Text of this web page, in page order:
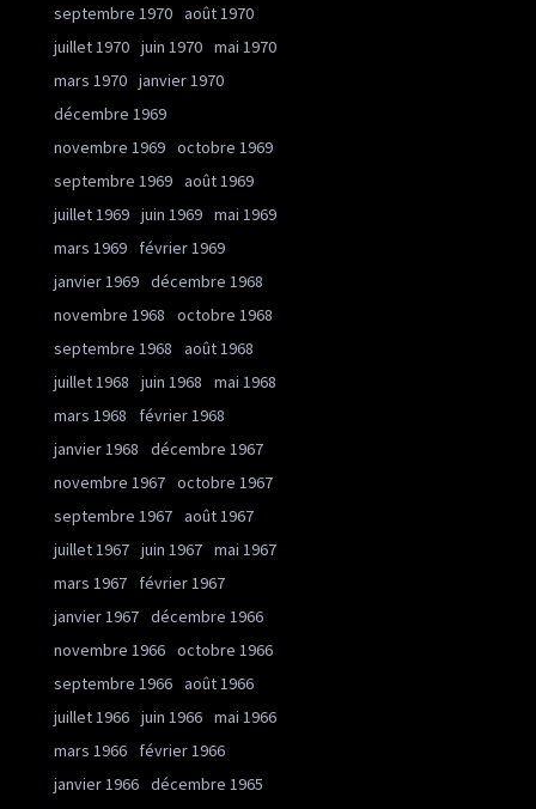
septembre 1970 août 1970
juillet 1970 juin 1970 mai 1970
mars 1970 janvier 1970
décembre 1969
novembre 1969 octobre 1969
septembre 1969 août 1969
juillet 1969 juin 1969 mai 1969
mars 1969
février 1969
janvier 1969 décembre 1968
novembre 1968
octobre 1968
septembre 1968
août 1968
juillet 1968
juin 1968
mai 1968
mars 1968
février 1968
janvier 1968
décembre 1967
novembre 1967 octobre 1967
septembre 1967 août 1967
juillet 1967 juin 1967 mai 1967
mars 1967
février 1967
janvier 1967 décembre 1966
novembre 1966 octobre 1966
septembre 1966 août 1966
juillet 1966 juin 1966 mai 1966
mars 1966
février 1966
janvier 1966 décembre 1965